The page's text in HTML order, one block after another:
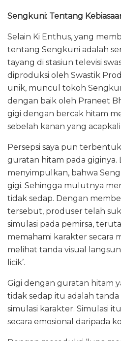
Sengkuni: Tentang
Selain Ki Enthus, yang
tentang Sengkuni adalah
tayang di stasiun televisi
diproduksi oleh Swastik
unik, muncul tokoh
dengan baik oleh Praneet
gigi dengan bercak hitam
sebelah kanan yang
Persepsi saya pun
guratan hitam pada giginya.
menyimpulkan, bahwa
gigi. Sehingga mulutnya
tidak sedap. Dengan
tersebut, produser telah
simulasi pada pemirsa,
memahami karakter secara
melihat tanda visual
licik’.
Gigi dengan guratan hitam
tidak sedap itu adalah tanda
simulasi karakter. Simulasi
secara emosional daripada